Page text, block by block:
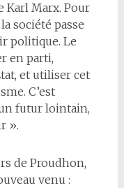
Karl Marx. Pour
société passe
politique. Le
en parti,
et utiliser cet
C’est
futur lointain,
».
de Proudhon,
venu :